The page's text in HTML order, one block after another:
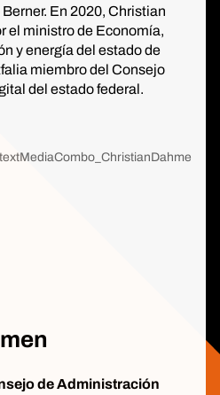
En 2020, Christian
el ministro de Economía,
y energía del estado de
miembro del Consejo
del estado federal.
de Administración